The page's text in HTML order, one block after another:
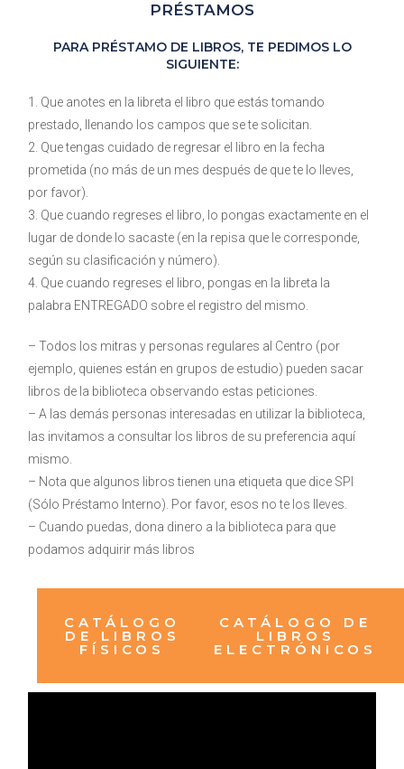
PRÉSTAMOS
PARA PRÉSTAMO DE LIBROS, TE PEDIMOS LO
SIGUIENTE:
1. Que anotes en la libreta el libro que estás tomando
prestado, llenando los campos que se te solicitan.
2. Que tengas cuidado de regresar el libro en la fecha
prometida (no más de un mes después de que te lo lleves,
por favor).
3. Que cuando regreses el libro, lo pongas exactamente en el
lugar de donde lo sacaste (en la repisa que le corresponde,
según su clasificación y número).
4. Que cuando regreses el libro, pongas en la libreta la
palabra ENTREGADO sobre el registro del mismo.
– Todos los mitras y personas regulares al Centro (por
ejemplo, quienes están en grupos de estudio) pueden sacar
libros de la biblioteca observando estas peticiones.
– A las demás personas interesadas en utilizar la biblioteca,
las invitamos a consultar los libros de su preferencia aquí
mismo.
– Nota que algunos libros tienen una etiqueta que dice SPI
(Sólo Préstamo Interno). Por favor, esos no te los lleves.
– Cuando puedas, dona dinero a la biblioteca para que
podamos adquirir más libros
CATÁLOGO
DE LIBROS
FÍSICOS
CATÁLOGO DE
LIBROS
ELECTRÓNICOS